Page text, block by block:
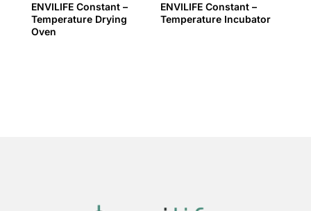
ENVILIFE Constant –
Temperature Drying
Oven
ENVILIFE Constant –
Temperature Incubator